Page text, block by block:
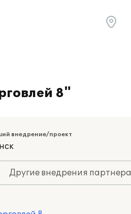
8"
внедрение/проект
Другие внедрения партнера